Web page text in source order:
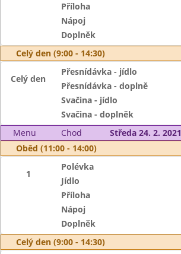
Příloha
Nápoj
Doplněk
Celý den (9:00 - 14:30)
Celý den
Přesnídávka - jídlo
Přesnídávka - doplně
Svačina - jídlo
Svačina - doplněk
Menu
Chod
Středa 24. 2. 2021
Oběd (11:00 - 14:00)
1
Polévka
Jídlo
Příloha
Nápoj
Doplněk
Celý den (9:00 - 14:30)